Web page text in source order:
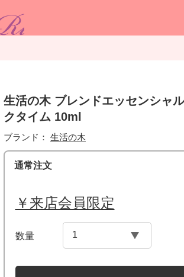
生活の木 ブレンドエッセンシャ
クタイム 10ml
ブランド： 生活の木
通常注文
￥来店会員限定
数量